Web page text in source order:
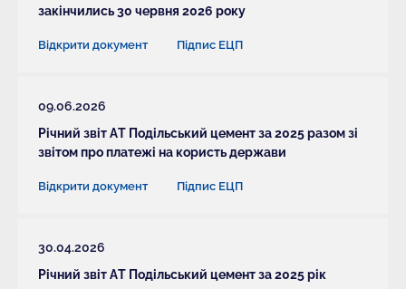
закінчились 30 червня 2026 року
Відкрити документ Підпис ЕЦП
Річний звіт АТ Подільський цемент за 2025 разом зі
звітом про платежі на користь держави
09.06.2026
Відкрити документ Підпис ЕЦП
Річний звіт АТ Подільський цемент за 2025 рік
30.04.2026